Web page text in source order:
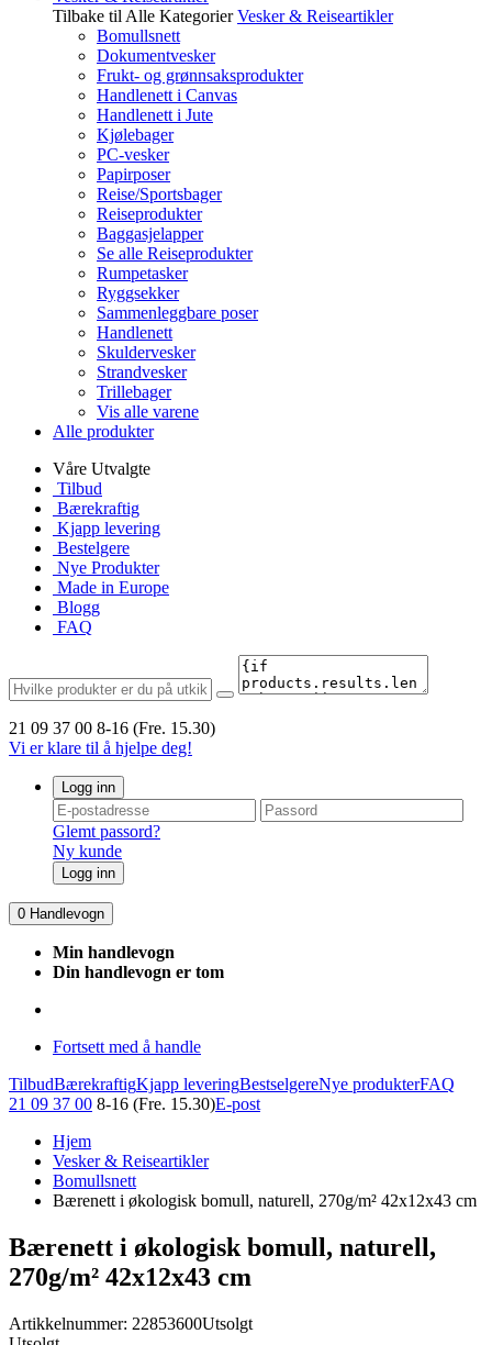
Tilbake til Alle Kategorier Vesker & Reiseartikler
Bomullsnett
Dokumentvesker
Frukt- og grønnsaksprodukter
Handlenett i Canvas
Handlenett i Jute
Kjølebager
PC-vesker
Papirposer
Reise/Sportsbager
Reiseprodukter
Baggasjelapper
Se alle Reiseprodukter
Rumpetasker
Ryggsekker
Sammenleggbare poser
Handlenett
Skuldervesker
Strandvesker
Trillebager
Vis alle varene
Alle produkter
Våre Utvalgte
Tilbud
Bærekraftig
Kjapp levering
Bestelgere
Nye Produkter
Made in Europe
Blogg
FAQ
21 09 37 00 8-16 (Fre. 15.30)
Vi er klare til å hjelpe deg!
Logg inn
Glemt passord?
Ny kunde
Logg inn
0 Handlevogn
Min handlevogn
Din handlevogn er tom
Fortsett med å handle
TilbudBærekraftigKjapp leveringBestselgereNye produkterFAQ
21 09 37 00 8-16 (Fre. 15.30)E-post
Hjem
Vesker & Reiseartikler
Bomullsnett
Bærenett i økologisk bomull, naturell, 270g/m² 42x12x43 cm
Bærenett i økologisk bomull, naturell,
270g/m² 42x12x43 cm
Artikkelnummer: 22853600Utsolgt